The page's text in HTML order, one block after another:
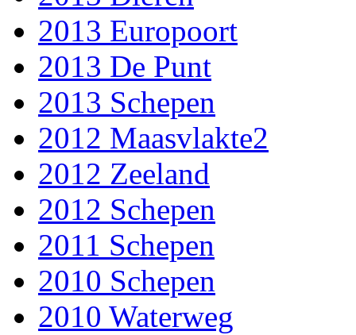
2013 Europoort
2013 De Punt
2013 Schepen
2012 Maasvlakte2
2012 Zeeland
2012 Schepen
2011 Schepen
2010 Schepen
2010 Waterweg